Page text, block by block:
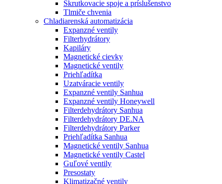
Skrutkovacie spoje a príslušenstvo
Tlmiče chvenia
Chladiarenská automatizácia
Expanzné ventily
Filterhydrátory
Kapiláry
Magnetické cievky
Magnetické ventily
Priehľadítka
Uzatváracie ventily
Expanzné ventily Sanhua
Expanzné ventily Honeywell
Filterdehydrátory Sanhua
Filterdehydrátory DE.NA
Filterdehydrátory Parker
Priehľadítka Sanhua
Magnetické ventily Sanhua
Magnetické ventily Castel
Guľové ventily
Presostaty
Klimatizačné ventily